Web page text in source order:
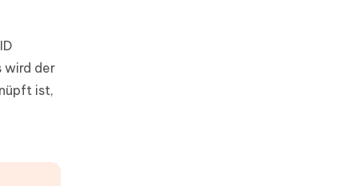
wird der
ist,